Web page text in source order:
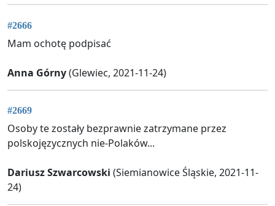
#2666
Mam ochotę podpisać
Anna Górny(Glewiec, 2021-11-24)
#2669
Osoby te zostały bezprawnie zatrzymane przez
polskojęzycznych nie-Polaków...
Dariusz Szwarcowski (Siemianowice Śląskie, 2021-11-
24)